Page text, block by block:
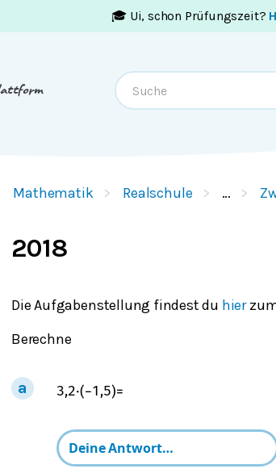
🎓 Ui, schon Prüfungszeit?
Mathematik Realschule …
2018
Die Aufgabenstellung findest du hier
Berechne
3,2⋅(−1,5)=